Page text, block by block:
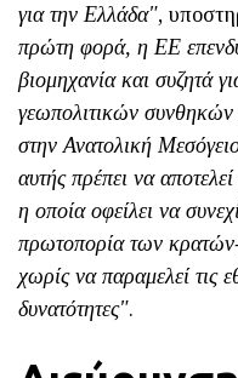
για την Ελλάδα",
πρώτη φορά, η ΕΕ
βιομηχανία και συζητά
γεωπολιτικών συνθηκών
στην Ανατολική
αυτής πρέπει να
η οποία οφείλει να
πρωτοπορία των
χωρίς να παραμελεί τις
δυνατότητες".